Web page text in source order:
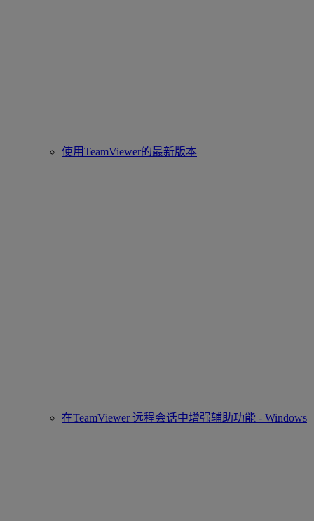
使用TeamViewer的最新版本
在TeamViewer 远程会话中增强辅助功能 - Windows